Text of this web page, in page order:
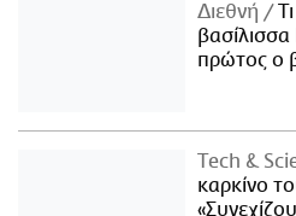
Διεθνή
βασίλισσα
πρώτος ο
Τech &
καρκίνο